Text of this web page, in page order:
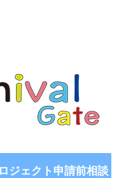
ジェクト申請前相談